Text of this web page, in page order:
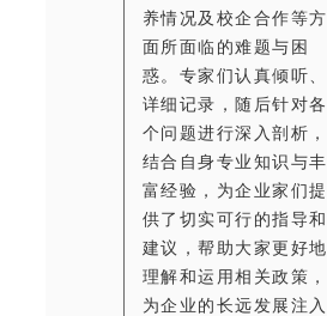
养情况及校企合作等方
面所面临的难题与困
惑。专家们认真倾听、
详细记录，随后针对各
个问题进行深入剖析，
结合自身专业知识与丰
富经验，为企业家们提
供了切实可行的指导和
建议，帮助大家更好地
理解和运用相关政策，
为企业的长远发展注入